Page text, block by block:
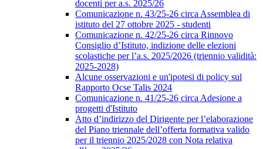
docenti per a.s. 2025/26
Comunicazione n. 43/25-26 circa Assemblea di
istituto del 27 ottobre 2025 - studenti
Comunicazione n. 42/25-26 circa Rinnovo
Consiglio d’Istituto, indizione delle elezioni
scolastiche per l’a.s. 2025/2026 (triennio validità:
2025-2028)
Alcune osservazioni e un'ipotesi di policy sul
Rapporto Ocse Talis 2024
Comunicazione n. 41/25-26 circa Adesione a
progetti d'Istituto
Atto d’indirizzo del Dirigente per l’elaborazione
del Piano triennale dell’offerta formativa valido
per il triennio 2025/2028 con Nota relativa